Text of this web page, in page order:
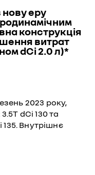
еру
конструкція
витрат
dCi 2.0 л)*
2023 року,
dCi 130 та
Внутрішнє